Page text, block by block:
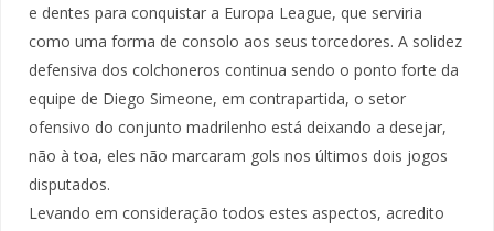
e dentes para conquistar a Europa League, que serviria
como uma forma de consolo aos seus torcedores. A solidez
defensiva dos colchoneros continua sendo o ponto forte da
equipe de Diego Simeone, em contrapartida, o setor
ofensivo do conjunto madrilenho está deixando a desejar,
não à toa, eles não marcaram gols nos últimos dois jogos
disputados.
Levando em consideração todos estes aspectos, acredito